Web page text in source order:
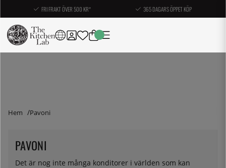
FRI FRAKT ÖVER 500 KR* 365 DAGARS ÖPPET KÖP
Hem Pavoni
PAVONI
Det är nog inte många konditorer i världen som kan